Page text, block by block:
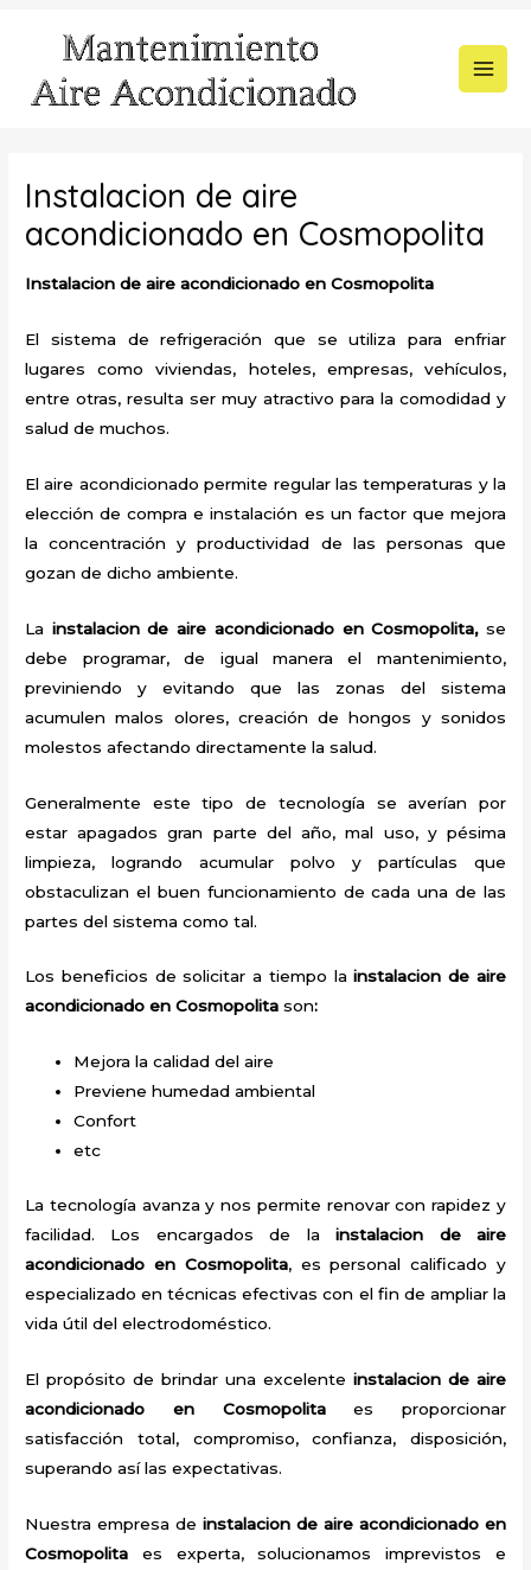
contenido
Instalacion de aire
acondicionado en Cosmopolita
Instalacion de aire acondicionado en Cosmopolita
El sistema de refrigeración que se utiliza para enfriar
lugares como viviendas, hoteles, empresas, vehículos,
entre otras, resulta ser muy atractivo para la comodidad y
salud de muchos.
El aire acondicionado permite regular las temperaturas y la
elección de compra e instalación es un factor que mejora
la concentración y productividad de las personas que
gozan de dicho ambiente.
La instalacion de aire acondicionado en Cosmopolita,se
debe programar, de igual manera el mantenimiento,
previniendo y evitando que las zonas del sistema
acumulen malos olores, creación de hongos y sonidos
molestos afectando directamente la salud.
Generalmente este tipo de tecnología se averían por
estar apagados gran parte del año, mal uso, y pésima
limpieza, logrando acumular polvo y partículas que
obstaculizan el buen funcionamiento de cada una de las
partes del sistema como tal.
Los beneficios de solicitar a tiempo lainstalacion de aire
acondicionado en Cosmopolitason:
Mejora la calidad del aire
Previene humedad ambiental
Confort
etc
La tecnología avanza y nos permite renovar con rapidez y
facilidad. Los encargados de lainstalacion de aire
acondicionado en Cosmopolita, es personal calificado y
especializado en técnicas efectivas con el fin de ampliar la
vida útil del electrodoméstico.
El propósito de brindar una excelente instalacion de aire
acondicionado en Cosmopolitaes proporcionar
satisfacción total, compromiso, confianza, disposición,
superando así las expectativas.
Nuestra empresa deinstalacion de aire acondicionado en
Cosmopolita es experta, solucionamos imprevistos e